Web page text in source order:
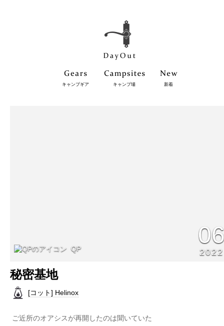
キャンプギア キャンプ場 新着
QP 2022
秘密基地
[コット] Helinox
ご近所のオアシスが再開したのは聞いていた